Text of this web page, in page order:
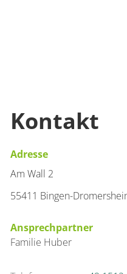
Kontakt
Adresse
Am Wall 2
55411 Bingen-
Ansprechpartner
Familie Huber